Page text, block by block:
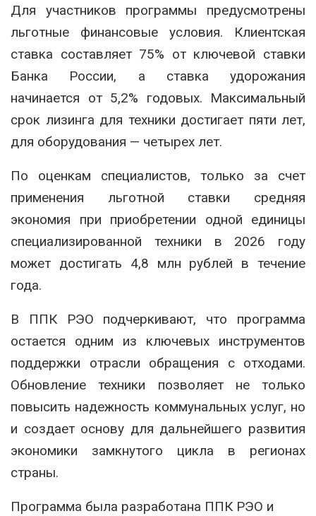
Для участников программы предусмотрены
льготные финансовые условия. Клиентская
ставка составляет 75% от ключевой ставки
Банка России, а ставка удорожания
начинается от 5,2% годовых. Максимальный
срок лизинга для техники достигает пяти лет,
для оборудования — четырех лет.
По оценкам специалистов, только за счет
применения льготной ставки средняя
экономия при приобретении одной единицы
специализированной техники в 2026 году
может достигать 4,8 млн рублей в течение
года.
В ППК РЭО подчеркивают, что программа
остается одним из ключевых инструментов
поддержки отрасли обращения с отходами.
Обновление техники позволяет не только
повысить надежность коммунальных услуг, но
и создает основу для дальнейшего развития
экономики замкнутого цикла в регионах
страны.
Программа была разработана ППК РЭО и